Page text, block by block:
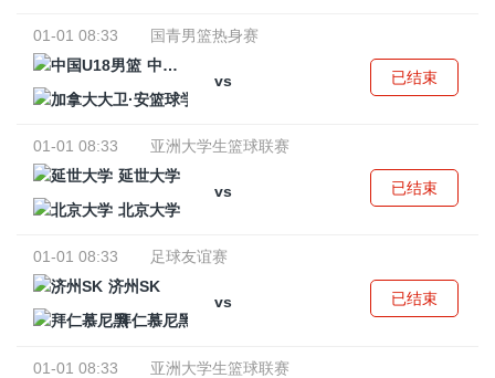
01-01 08:33
国青男篮热身赛
中国U18男篮
vs
已结束
01-01 08:33
亚洲大学生篮球联赛
延世大学
vs
北京大学
已结束
01-01 08:33
足球友谊赛
济州SK
vs
拜仁慕尼黑
已结束
01-01 08:33
亚洲大学生篮球联赛